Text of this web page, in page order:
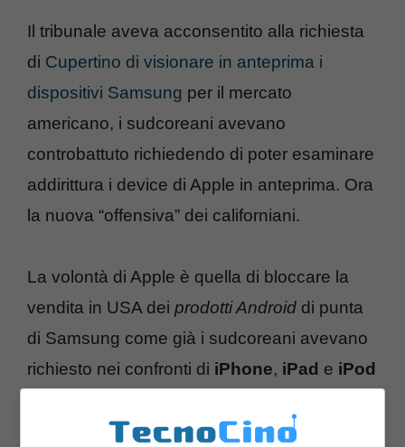
Il tribunale aveva acconsentito alla richiesta
di Cupertino di visionare in anteprima i
dispositivi Samsung per il mercato
americano, i sudcoreani avevano
controbattuto richiedendo di poter esaminare
addirittura i device di Apple in anteprima. Ora
la nuova “offensiva” dei californiani.
La volontà di Apple è quella di bloccare la
vendita in USA dei prodotti Android di punta
di Samsung come già i sudcoreani avevano
richiesto nei confronti di iPhone, iPad e iPod
States. C’è chi vede nella mossa di